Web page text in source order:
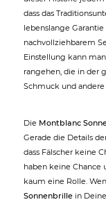
dass das
lebenslange
nachvollziehbarem
Einstellung kann
rangehen, die in der
Schmuck und andere
Die Montblanc
Gerade die Details
dass Fälscher keine
haben keine
kaum eine Rolle.
Sonnenbrille in